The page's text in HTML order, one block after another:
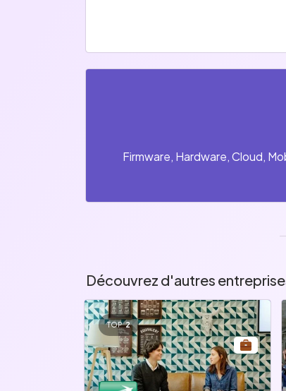
Firmware, Hardware, Cloud,
Découvrez d'autres
TOP 2